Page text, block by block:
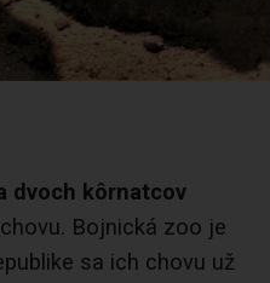
dvoch kôrnatcov
Bojnická zoo je
sa ich chovu už